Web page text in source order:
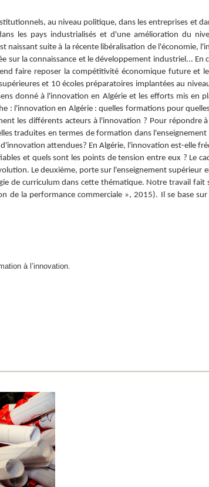
au niveau politique, dans les entreprises et
les pays industrialisés et d'une amélioration du
suite à la récente libéralisation de l'économie,
la connaissance et le développement industriel... En
faire reposer la compétitivité économique future et
et 10 écoles préparatoires implantées au
donné à l'innovation en Algérie et les efforts mis en
: l'innovation en Algérie : quelles formations pour
les différents acteurs à l'innovation ? Pour répondre à
traduites en termes de formation dans
attendues? En Algérie, l'innovation est-elle
et quels sont les points de tension entre eux ? Le
Le deuxième, porte sur l'enseignement supérieur
de curriculum dans cette thématique. Notre travail
de la performance commerciale », 2015). Il se base
à l’innovation.